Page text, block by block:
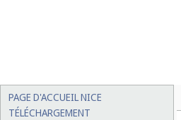
PAGE D'ACCUEIL NICE
TÉLÉCHARGEMENT